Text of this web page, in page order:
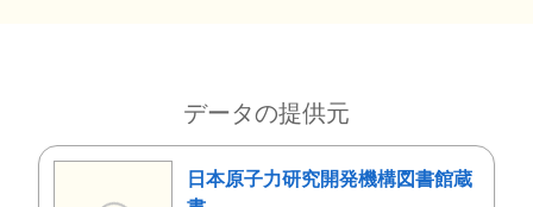
データの提供元
日本原子力研究開発機構図書館蔵